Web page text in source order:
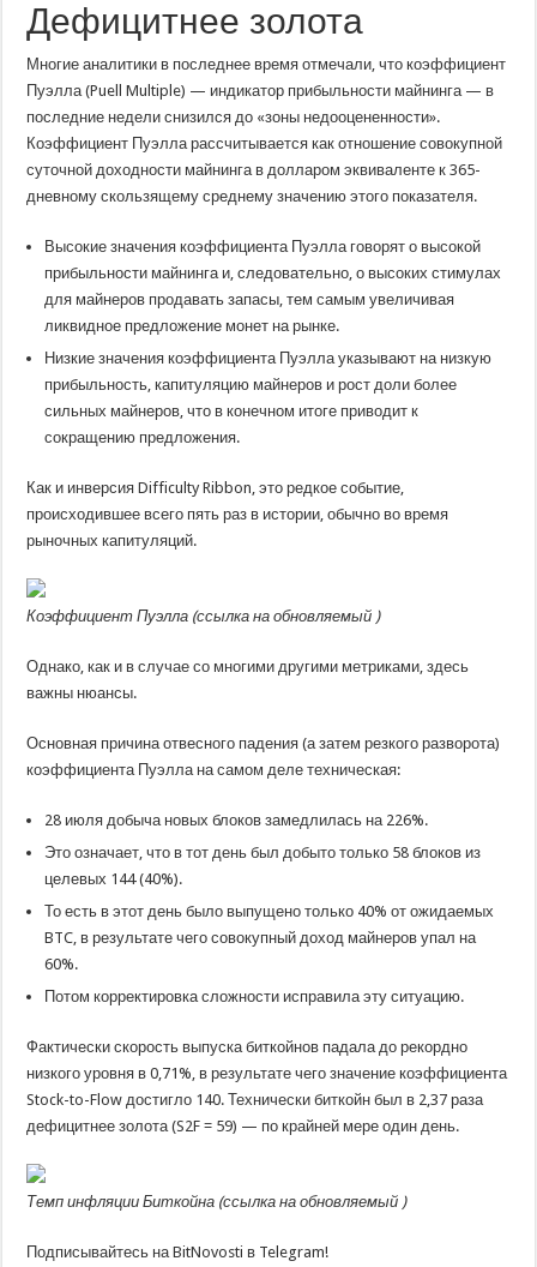
Дефицитнее золота
Многие аналитики в последнее время отмечали, что коэффициент
Пуэлла (Puell Multiple) — индикатор прибыльности майнинга — в
последние недели снизился до «зоны недооцененности».
Коэффициент Пуэлла рассчитывается как отношение совокупной
суточной доходности майнинга в долларом эквиваленте к 365-
дневному скользящему среднему значению этого показателя.
Высокие значения коэффициента Пуэлла говорят о высокой
прибыльности майнинга и, следовательно, о высоких стимулах
для майнеров продавать запасы, тем самым увеличивая
ликвидное предложение монет на рынке.
Низкие значения коэффициента Пуэлла указывают на низкую
прибыльность, капитуляцию майнеров и рост доли более
сильных майнеров, что в конечном итоге приводит к
сокращению предложения.
Как и инверсия Difficulty Ribbon, это редкое событие,
происходившее всего пять раз в истории, обычно во время
рыночных капитуляций.
Коэффициент Пуэлла (ссылка на обновляемый )
Однако, как и в случае со многими другими метриками, здесь
важны нюансы.
Основная причина отвесного падения (а затем резкого разворота)
коэффициента Пуэлла на самом деле техническая:
28 июля добыча новых блоков замедлилась на 226%.
Это означает, что в тот день был добыто только 58 блоков из
целевых 144 (40%).
То есть в этот день было выпущено только 40% от ожидаемых
BTC, в результате чего совокупный доход майнеров упал на
60%.
Потом корректировка сложности исправила эту ситуацию.
Фактически скорость выпуска биткойнов падала до рекордно
низкого уровня в 0,71%, в результате чего значение коэффициента
Stock-to-Flow достигло 140. Технически биткойн был в 2,37 раза
дефицитнее золота (S2F = 59) — по крайней мере один день.
Темп инфляции Биткойна (ссылка на обновляемый )
Подписывайтесь на BitNovosti в Telegram!